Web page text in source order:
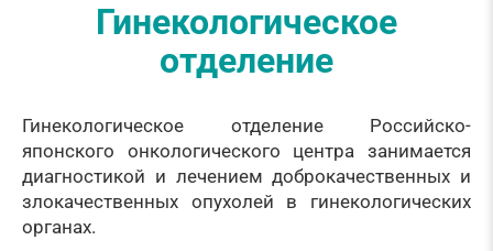
Гинекологическое
отделение
Гинекологическое отделение Российско-
японского онкологического центра занимается
диагностикой и лечением доброкачественных и
злокачественных опухолей в гинекологических
органах.